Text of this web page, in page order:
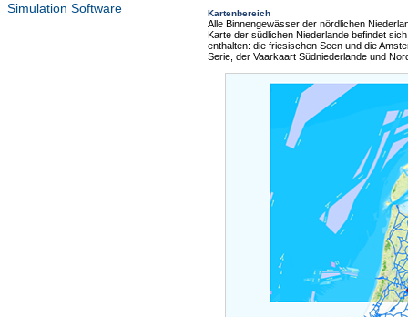
Simulation Software
Kartenbereich
Alle Binnengewässer der nördlichen
Karte der südlichen Niederlande befindet
enthalten: die friesischen Seen und die
Serie, der Vaarkaart Südniederlande und